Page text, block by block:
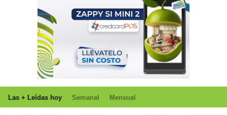
Las + Leídas hoy Semanal Mensual